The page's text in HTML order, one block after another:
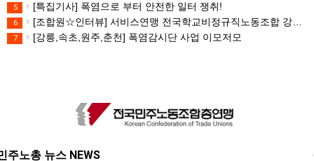
5 [특집기사] 폭염으로 부터 안전한 일터 쟁취!
6 [조합원☆인터뷰] 서비스연맹 전국학교비정규직노동조합 강원지부 김유미 춘천지회장
7 [강릉,속초,원주,춘천] 폭염감시단 사업 이모저모
주노총 뉴스 NEWS